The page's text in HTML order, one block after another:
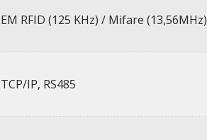
EM RFID (125 KHz) / Mifare (13,56MHz)
TCP/IP, RS485